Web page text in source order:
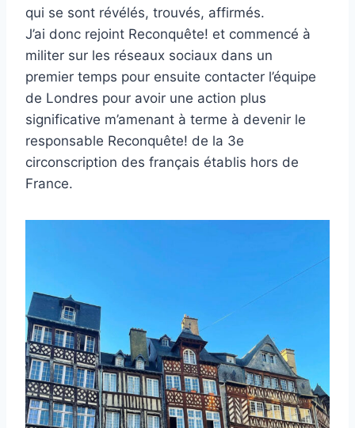
qui se sont révélés, trouvés, affirmés.
J’ai donc rejoint Reconquête! et commencé à
militer sur les réseaux sociaux dans un
premier temps pour ensuite contacter l’équipe
de Londres pour avoir une action plus
significative m’amenant à terme à devenir le
responsable Reconquête! de la 3e
circonscription des français établis hors de
France.